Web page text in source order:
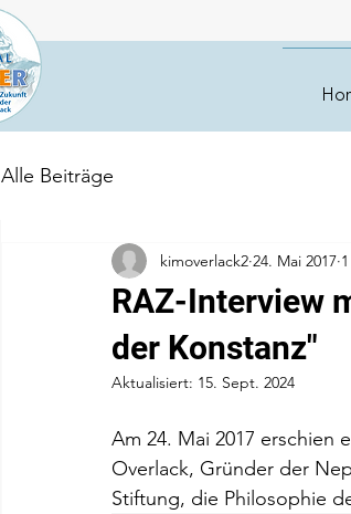
Alle Beiträge
RAZ-Interview
der Konstanz"
kimoverlack2 24. Mai 2017
Aktualisiert: 15. Sept. 2024
Am 24. Mai 2017 erschien
Overlack, Gründer der
Stiftung, die Philosophie